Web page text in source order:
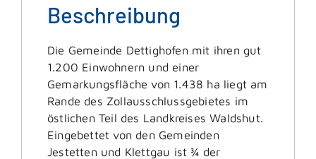
Beschreibung
Die Gemeinde Dettighofen mit ihren gut
1.200 Einwohnern und einer
Gemarkungsfläche von 1.438 ha liegt am
Rande des Zollausschlussgebietes im
östlichen Teil des Landkreises Waldshut.
Eingebettet von den Gemeinden
Jestetten und Klettgau ist ¾ der